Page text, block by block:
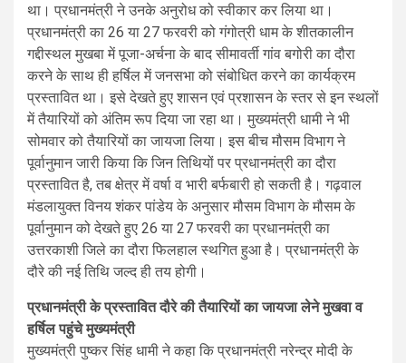
था। प्रधानमंत्री ने उनके अनुरोध को स्वीकार कर लिया था।
प्रधानमंत्री का 26 या 27 फरवरी को गंगोत्री धाम के शीतकालीन
गद्दीस्थल मुखबा में पूजा-अर्चना के बाद सीमावर्ती गांव बगोरी का दौरा
करने के साथ ही हर्षिल में जनसभा को संबोधित करने का कार्यक्रम
प्रस्तावित था। इसे देखते हुए शासन एवं प्रशासन के स्तर से इन स्थलों
में तैयारियों को अंतिम रूप दिया जा रहा था। मुख्यमंत्री धामी ने भी
सोमवार को तैयारियों का जायजा लिया। इस बीच मौसम विभाग ने
पूर्वानुमान जारी किया कि जिन तिथियों पर प्रधानमंत्री का दौरा
प्रस्तावित है, तब क्षेत्र में वर्षा व भारी बर्फबारी हो सकती है। गढ़वाल
मंडलायुक्त विनय शंकर पांडेय के अनुसार मौसम विभाग के मौसम के
पूर्वानुमान को देखते हुए 26 या 27 फरवरी का प्रधानमंत्री का
उत्तरकाशी जिले का दौरा फिलहाल स्थगित हुआ है। प्रधानमंत्री के
दौरे की नई तिथि जल्द ही तय होगी।
प्रधानमंत्री के प्रस्तावित दौरे की तैयारियों का जायजा लेने मुखवा व
हर्षिल पहुंचे मुख्यमंत्री
मुख्यमंत्री पुष्कर सिंह धामी ने कहा कि प्रधानमंत्री नरेन्द्र मोदी के